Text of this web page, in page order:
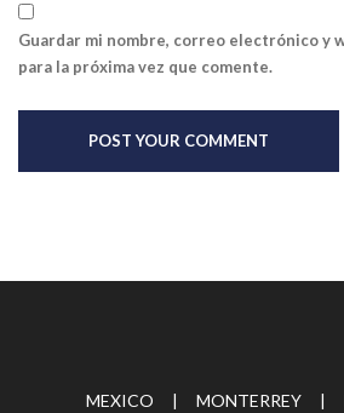
Guardar mi nombre, correo electrónico y
para la próxima vez que comente.
MEXICO | MONTERREY |